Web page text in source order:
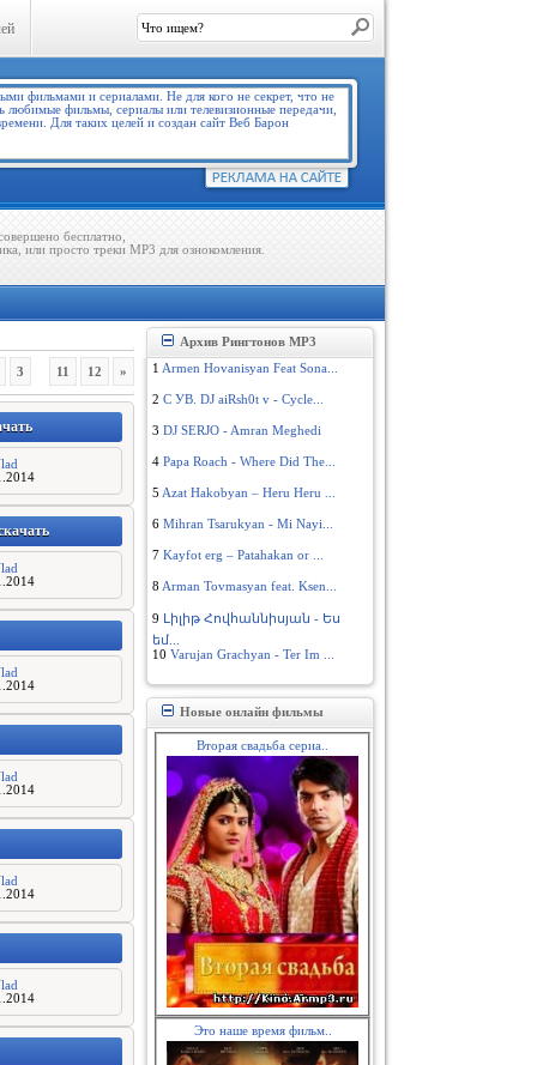
бесплатно,
или просто треки MP3 для ознокомления.
3 11 12 »
Архив Рингтонов MP3
1 Armen Hovanisyan Feat Sona...
2 С УВ. DJ aiRsh0t v - Cycle...
3 DJ SERJO - Amran Meghedi
4 Papa Roach - Where Did The...
5 Azat Hakobyan – Heru Heru ...
6 Mihran Tsarukyan - Mi Nayi...
7 Kayfot erg – Patahakan or ...
8 Arman Tovmasyan feat. Ksen...
9
Լիլիթ Հովհաննիսյան - Ես
եմ...
10 Varujan Grachyan - Ter Im ...
Новые онлайн фильмы
Вторая свадьба сериа..
Это наше время фильм..